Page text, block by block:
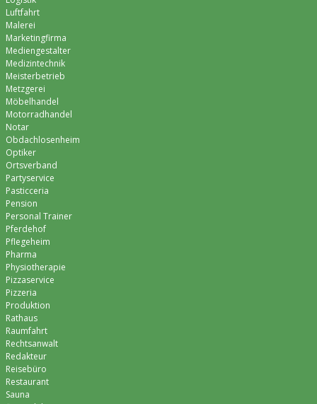
Luftfahrt
Malerei
Marketingfirma
Mediengestalter
Medizintechnik
Meisterbetrieb
Metzgerei
Möbelhandel
Motorradhandel
Notar
Obdachlosenheim
Optiker
Ortsverband
Partyservice
Pasticceria
Pension
Personal Trainer
Pferdehof
Pflegeheim
Pharma
Physiotherapie
Pizzaservice
Pizzeria
Produktion
Rathaus
Raumfahrt
Rechtsanwalt
Redakteur
Reisebüro
Restaurant
Sauna